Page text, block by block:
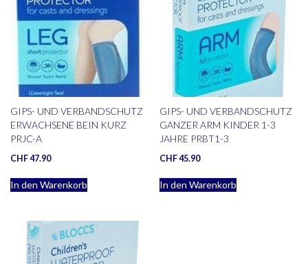
GIPS- UND VERBANDSCHUTZ
ERWACHSENE BEIN KURZ
PRJC-A
CHF47.90
In den Warenkorb
GIPS- UND VERBANDSCHUTZ
GANZER ARM KINDER 1-3
JAHRE PRBT1-3
CHF45.90
In den Warenkorb